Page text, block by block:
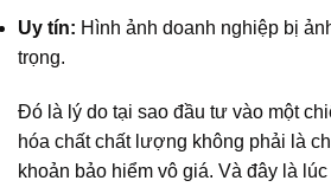
Uy tín: Hình ảnh doanh nghiệp bị
trọng.
Đó là lý do tại sao đầu tư vào một
hóa chất chất lượng không phải là
khoản bảo hiểm vô giá. Và đây là